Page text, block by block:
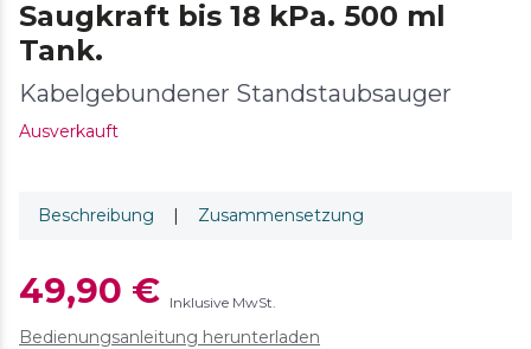
Saugkraft bis 18 kPa. 500 ml
Tank.
Kabelgebundener Standstaubsauger
Ausverkauft
Beschreibung | Zusammensetzung
49,90 € Inklusive MwSt.
Bedienungsanleitung herunterladen